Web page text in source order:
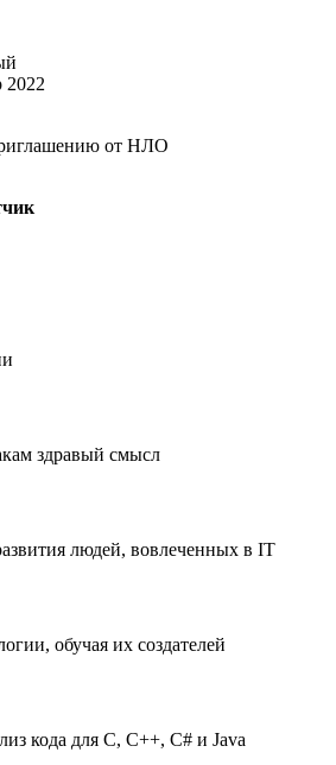
2022
от НЛО
здравый смысл
людей, вовлеченных в IT
обучая их создателей
кода для C, C++, C# и Java